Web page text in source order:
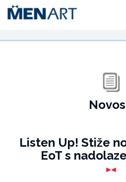
Listen Up! Stiže
EoT s